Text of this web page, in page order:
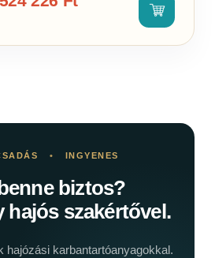
• INGYENES
biztos?
hajós szakértővel.
hajózási karbantartóanyagokkal.